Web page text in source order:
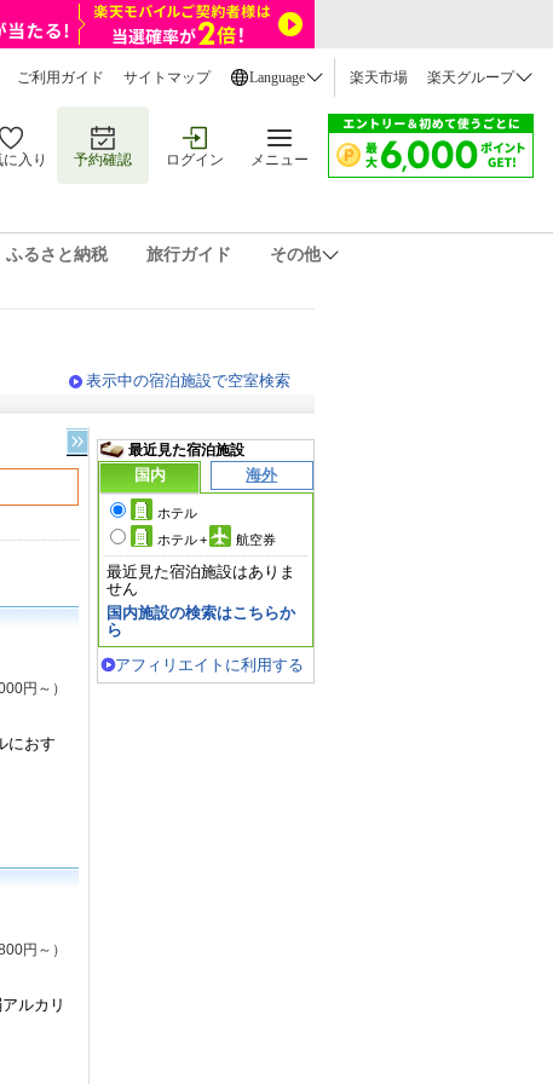
ご利用ガイド サイトマップ Language 楽天市場 楽天グループ
に入り 予約確認 ログイン メニュー
ふるさと納税 旅行ガイド その他
表示中の宿泊施設で空室検索
円～）
におす
円～）
ルカリ
最近見た宿泊施設
国内
海外
ホテル
ホテル+ 航空券
最近見た宿泊施設はありま
せん
国内施設の検索はこちらか
ら
アフィリエイトに利用する